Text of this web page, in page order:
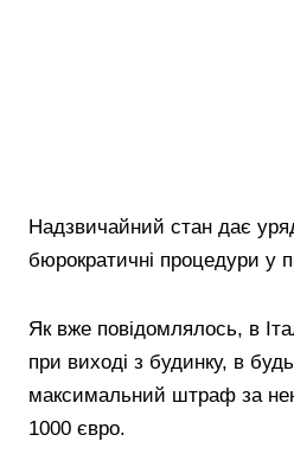
Надзвичайний стан дає
бюрократичні процедури у
Як вже повідомлялось, в
при виході з будинку, в
максимальний штраф за
1000 євро.